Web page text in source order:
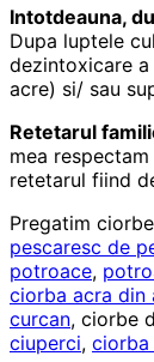
Intotdeauna,
Dupa luptele
dezintoxicare
acre) si/ sau
Retetarul
mea
retetarul fiind
Pregatim
pescaresc de
potroace,
ciorba acra din
curcan, ciorbe
ciuperci, ciorba